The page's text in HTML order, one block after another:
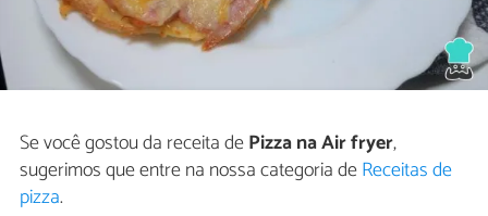
Se você gostou da receita dePizza na Air fryer,
sugerimos que entre na nossa categoria deReceitas de
pizza.